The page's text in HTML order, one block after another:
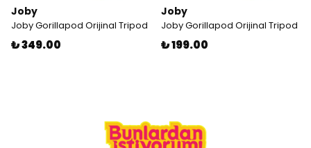
Joby
Joby Gorillapod Orijinal Tripod
₺ 349.00
Joby
Joby Gorillapod Orijinal Tripod
₺ 199.00